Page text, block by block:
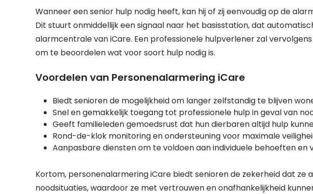
Wanneer een senior hulp nodig heeft, kan hij of zij eenvoudig op de
Dit stuurt onmiddellijk een signaal naar het basisstation, dat
alarmcentrale van iCare. Een professionele hulpverlener zal
om te beoordelen wat voor soort hulp nodig is.
Voordelen van Personenalarmering iCare
Biedt senioren de mogelijkheid om langer zelfstandig te blijven
Snel en gemakkelijk toegang tot professionele hulp in geval van
Geeft familieleden gemoedsrust dat hun dierbaren altijd hulp
Rond-de-klok monitoring en ondersteuning voor maximale
Aanpasbare diensten om te voldoen aan individuele behoeften en
Kortom, personenalarmering iCare biedt senioren de zekerheid dat ze
noodsituaties, waardoor ze met vertrouwen en onafhankelijkheid